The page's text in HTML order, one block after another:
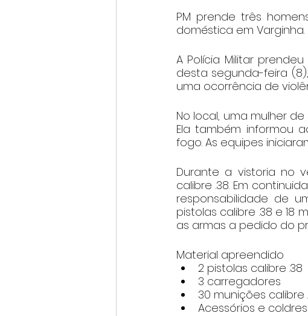
PM prende três
doméstica em Varginha.
A Polícia Militar
desta segunda-feira
uma ocorrência de
No local, uma mulher
Ela também informou
fogo. As equipes
Durante a vistoria no
calibre .38. Em
responsabilidade de
pistolas calibre .38 e
as armas a pedido do
Material apreendido
2 pistolas calibre .38
3 carregadores
30 munições calibre
Acessórios e coldres